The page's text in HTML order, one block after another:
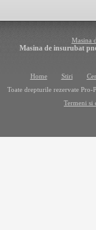
Masina
Masina de insurubat
Home Stiri
Toate drepturile rezervate
Termeni si